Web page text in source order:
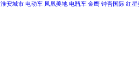
淮安城市 电动车 凤凰美地 电瓶车 金鹰 钟吾国际 红星